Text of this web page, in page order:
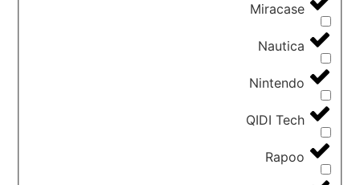
Miracase
Nautica
Nintendo
QIDI Tech
Rapoo